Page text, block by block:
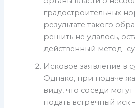
градостроительных
результате такого
решить не удалось,
действенный метод-
Исковое заявление в
Однако, при подаче
виду, что соседи
подать встречный иск